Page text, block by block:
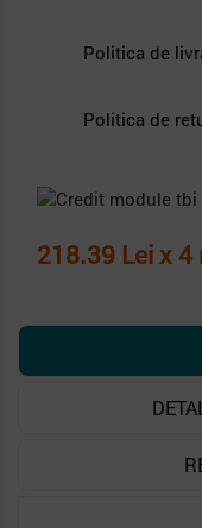
Politica de
Politica de
218.39 Lei x 4